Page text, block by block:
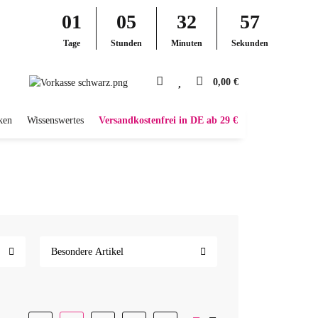
01
Tage
05
Stunden
32
Minuten
57
Sekunden
0,00 €
Wissenswertes Versandkostenfrei in DE ab 29 €
Besondere Artikel